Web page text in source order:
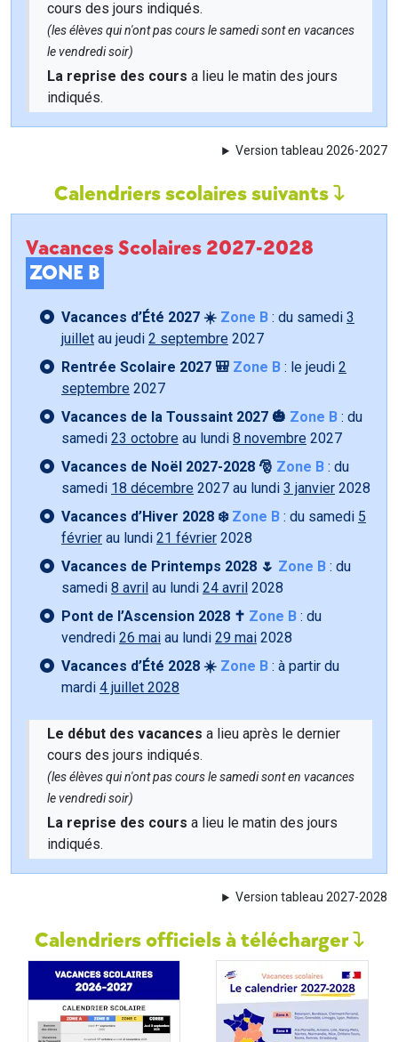
cours des jours indiqués.
(les élèves qui n'ont pas cours le samedi sont en vacances
le vendredi soir)
La reprise des cours a lieu le matin des jours
indiqués.
Version tableau 2026-2027
Calendriers scolaires suivants
Vacances Scolaires 2027-2028
ZONE B
Vacances d’Été 2027 ☀️ Zone B : du samedi 3
juillet au jeudi 2 septembre 2027
Rentrée Scolaire 2027 🎒 Zone B : le jeudi 2
septembre 2027
Vacances de la Toussaint 2027 🎃 Zone B : du
samedi 23 octobre au lundi 8 novembre 2027
Vacances de Noël 2027-2028 🎅 Zone B : du
samedi 18 décembre 2027 au lundi 3 janvier 2028
Vacances d’Hiver 2028 ❄️ Zone B : du samedi 5
février au lundi 21 février 2028
Vacances de Printemps 2028 🌷 Zone B : du
samedi 8 avril au lundi 24 avril 2028
Pont de l’Ascension 2028 ✝️ Zone B : du
vendredi 26 mai au lundi 29 mai 2028
Vacances d’Été 2028 ☀️ Zone B : à partir du
mardi 4 juillet 2028
Le début des vacances a lieu après le dernier
cours des jours indiqués.
(les élèves qui n'ont pas cours le samedi sont en vacances
le vendredi soir)
La reprise des cours a lieu le matin des jours
indiqués.
Version tableau 2027-2028
Calendriers officiels à télécharger